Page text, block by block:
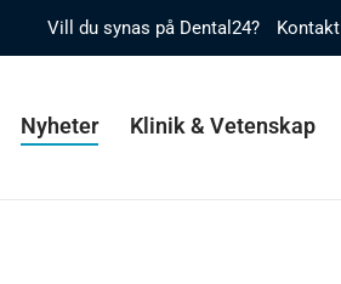
Vill du synas på Dental24? Kontakt
Nyheter Klinik & Vetenskap